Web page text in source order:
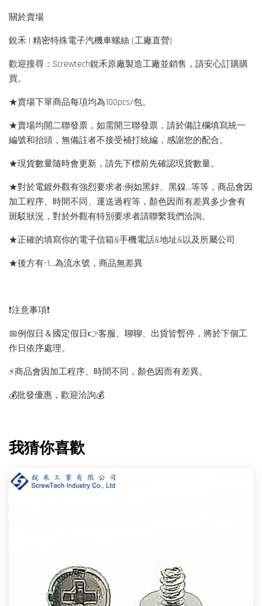
關於賣場
銳禾 | 精密特殊電子汽機車螺絲 (工廠直營)
歡迎搜尋：Screwtech銳禾原廠製造工廠並銷售，請安心訂購購
買。
★賣場下單商品每項均為100pcs/包。
★賣場均開二聯發票，如需開三聯發票，請於備註欄填寫統一
編號和抬頭，無備註者不接受補打統編，感謝您的配合。
★現貨數量隨時會更新，請先下標前先確認現貨數量。
★對於電鍍外觀有強烈要求者:例如黑鋅、黑鎳...等等，商品會因
加工程序、時間不同、運送過程等，顏色因而有差異多少會有
斑駁狀況，對於外觀有特別要求者請聯繫我們洽詢。
★正確的填寫你的電子信箱&手機電話&地址&以及所屬公司
★後方有-1…為流水號，商品無差異
❗️注意事項❗️
📅例假日＆國定假日👉客服、聊聊、出貨皆暫停，將於下個工
作日依序處理。
⚡️商品會因加工程序、時間不同，顏色因而有差異。
💰批發優惠，歡迎洽詢💰
我猜你喜歡